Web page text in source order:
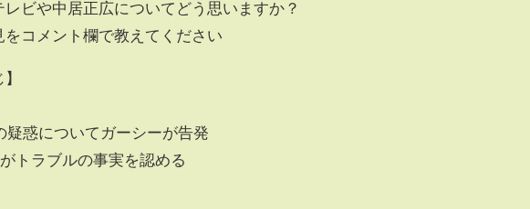
レビや中居正広についてどう思いますか？
をコメント欄で教えてください
疑惑についてガーシーが告発
トラブルの事実を認める